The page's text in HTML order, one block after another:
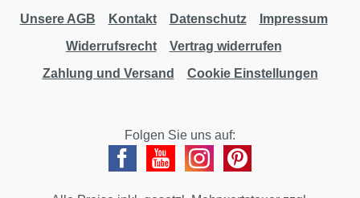
Unsere AGB Kontakt Datenschutz
Impressum
Widerrufsrecht
Vertrag widerrufen
Zahlung und Versand
Cookie Einstellungen
Folgen Sie uns auf: